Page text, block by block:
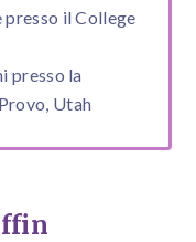
il College
presso la
Utah